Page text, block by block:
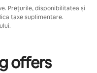
Prețurile, disponibilitatea și
taxe suplimentare.
offers